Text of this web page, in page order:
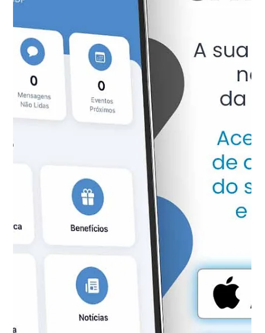
Usuários do Sistema de Saúde da PMDF
devem se cadastrar previamente na
plataforma Sistema OTTO
A Diretoria de Saúde e Assistência ao Pessoal da
Polícia Militar do Distrito Federal — DSAP/PMDF —
divulgou orientação urgente aos usuários do
Sistema de Saúde da Corporação: é necessário
realizar o cadastro na plataforma Sistema OTTO,
novo sistema de agendamento on-line para
atendimentos do Centro Médico e do Centro
Odontológico da PMDF.